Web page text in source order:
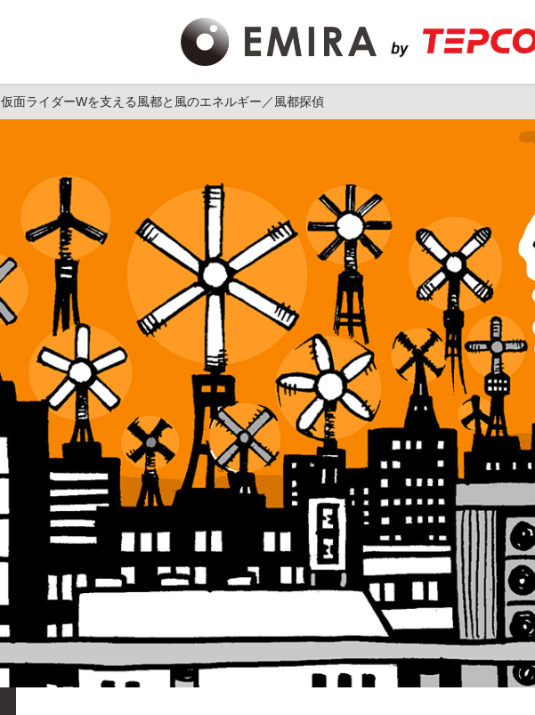
仮面ライダーWを支える風都と風のエネルギー／風都探偵